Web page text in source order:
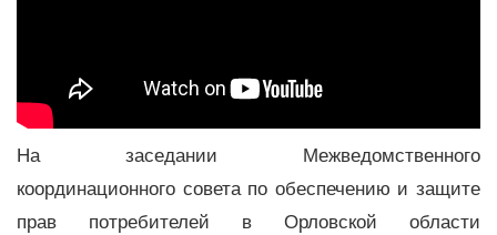
На заседании Межведомственного
координационного совета по обеспечению и защите
прав потребителей в Орловской области